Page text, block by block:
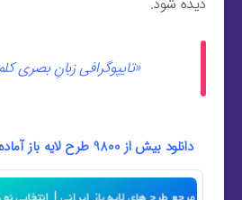
«تایپوگرافی زبانِ بصری
دانلود بیش از 9800 طرح لایه باز آماده جهت استفاده و چاپ